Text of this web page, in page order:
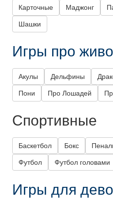
Карточные Маджонг
Шашки
Игры про
Акулы Дельфины
Пони Про Лошадей
Спортивные
Баскетбол Бокс
Футбол Футбол головами
Игры для